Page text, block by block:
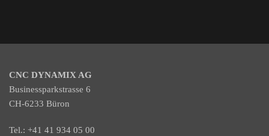
CNC DYNAMIX AG
Businessparkstrasse 6
CH-6233 Büron
Tel.: +41 41 934 05 00